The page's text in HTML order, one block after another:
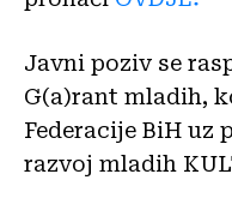
Javni poziv se
G(a)rant mladih,
Federacije BiH uz
razvoj mladih